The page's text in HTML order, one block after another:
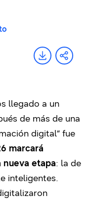
llegado a un
de más de una
digital” fue
marcará
nueva etapa: la de
inteligentes.